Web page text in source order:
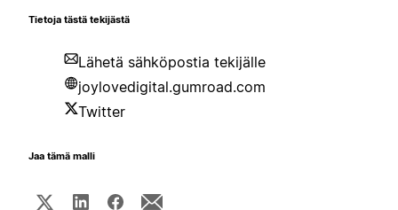
Tietoja tästä tekijästä
Lähetä sähköpostia tekijälle
joylovedigital.gumroad.com
Twitter
Jaa tämä malli